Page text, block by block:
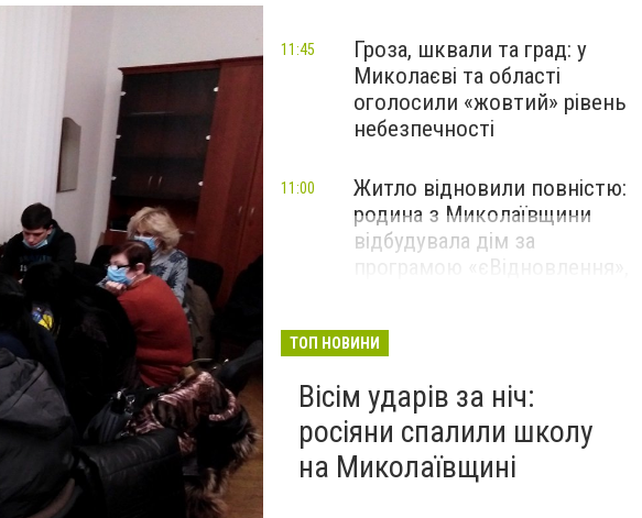
Гроза, шквали та град: у
Миколаєві та області
оголосили «жовтий» рівень
небезпечності
11:45
Житло відновили повністю:
родина з Миколаївщини
відбудувала дім за
програмою «єВідновлення»,
11:00
ТОП НОВИНИ
Вісім ударів за ніч:
росіяни спалили школу
на Миколаївщині